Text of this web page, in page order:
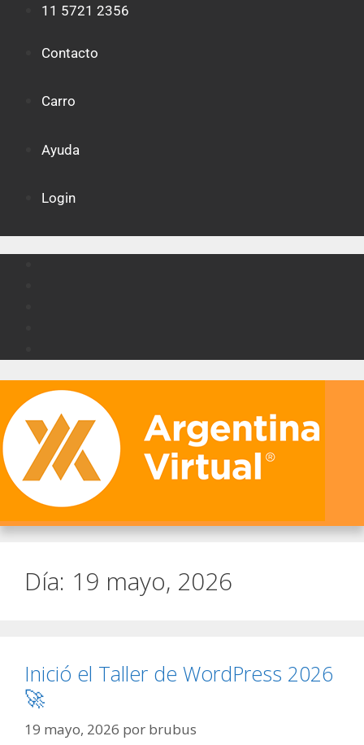
contenido
11 5721 2356
Contacto
Carro
Ayuda
Login
Día: 19 mayo, 2026
Inició el Taller de WordPress 2026
🚀
19 mayo, 2026 por brubus